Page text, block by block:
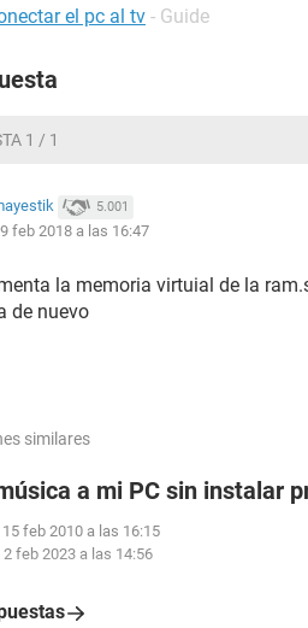
el pc al tv - Guide
1 / 1
5.001
feb 2018 a las 16:47
la memoria virtuial de la
de nuevo
similares
a mi PC sin instalar
15 feb 2010 a las 16:15
2 feb 2023 a las 14:56